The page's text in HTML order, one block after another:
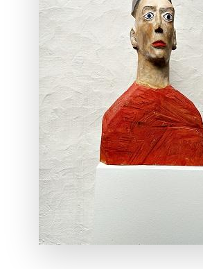
Künstler
Ankauf
Publikationen
Über Uns
Kontakt